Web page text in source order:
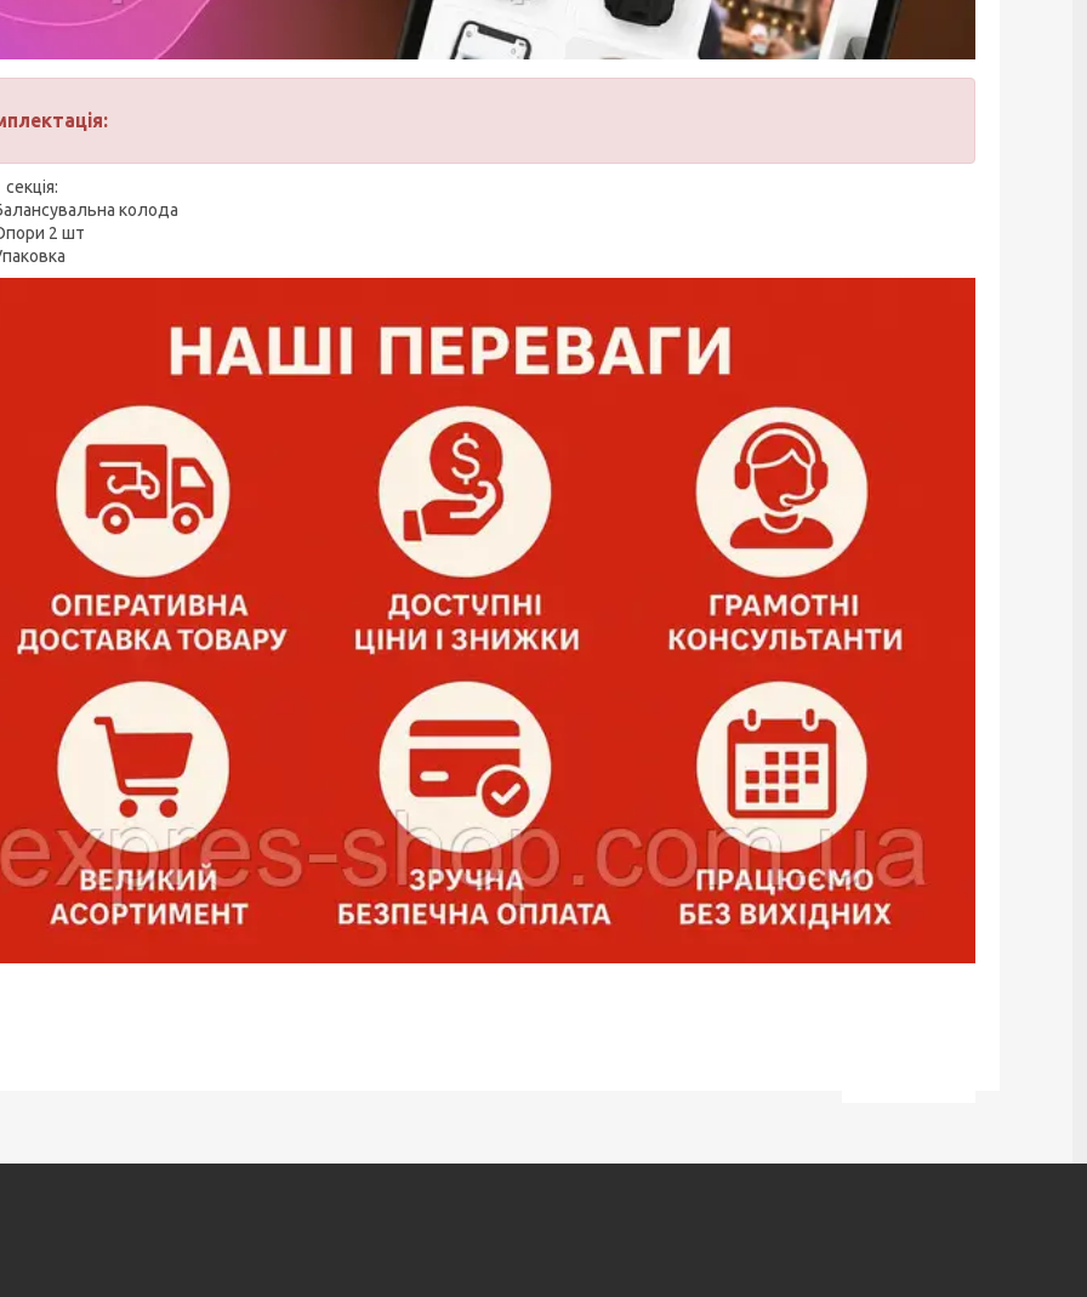
секція:
колода
2 шт